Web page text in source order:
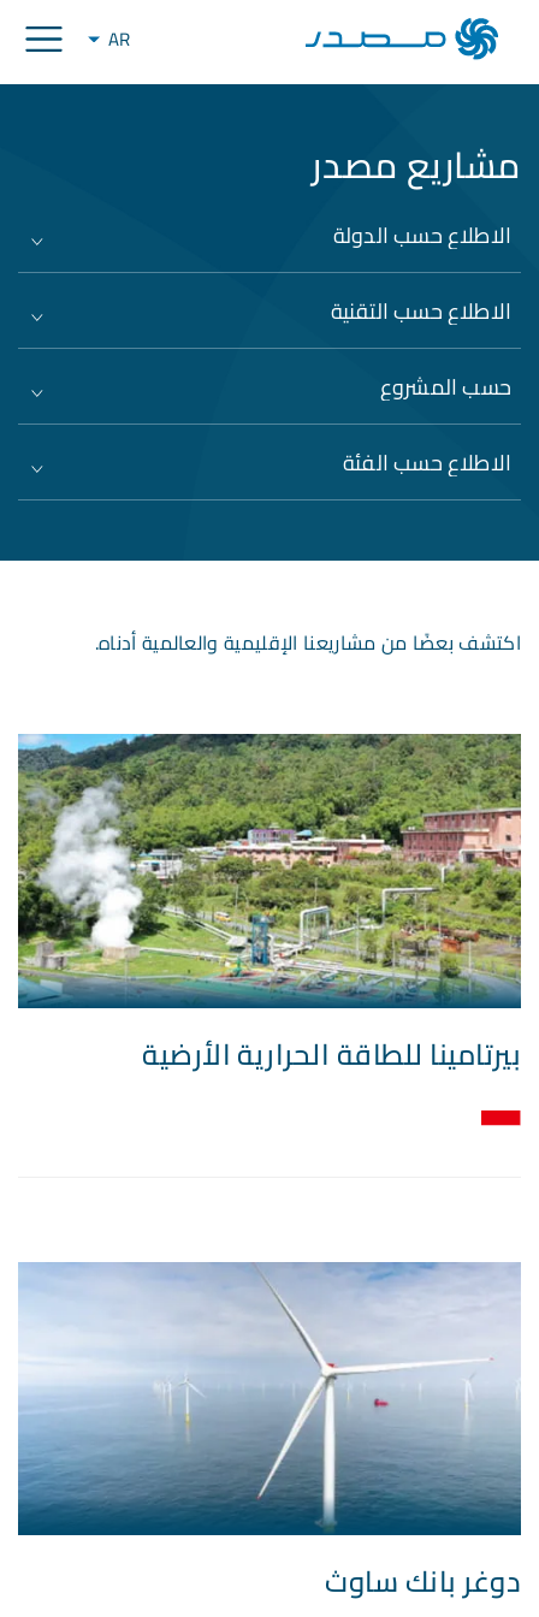
AR
مشاريع مصدر
الاطلاع حسب الدولة
الاطلاع حسب التقنية
حسب المشروع
الاطلاع حسب الفئة
اكتشف بعضًا من مشاريعنا الإقليمية والعالمية أدناه.
بيرتامينا للطاقة الحرارية الأرضية
دوغر بانك ساوث